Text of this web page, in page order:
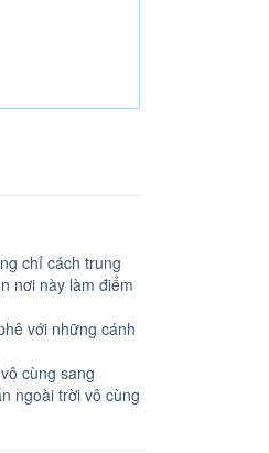
chỉ cách trung
nơi này làm điểm
với những cánh
cùng sang
ngoài trời vô cùng